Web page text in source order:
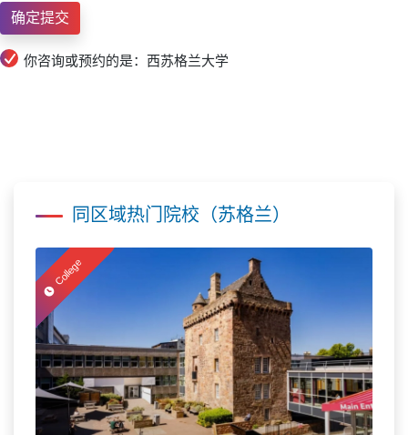
你咨询或预约的是：西苏格兰大学
同区域热门院校（苏格兰）
College